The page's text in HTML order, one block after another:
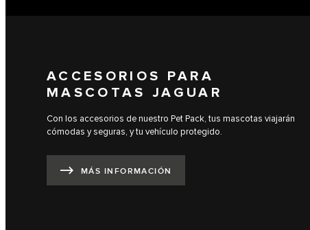
ACCESORIOS PARA
MASCOTAS JAGUAR
Con los accesorios de nuestro Pet Pack, tus mascotas viajarán
cómodas y seguras, y tu vehículo protegido.
MÁS INFORMACIÓN